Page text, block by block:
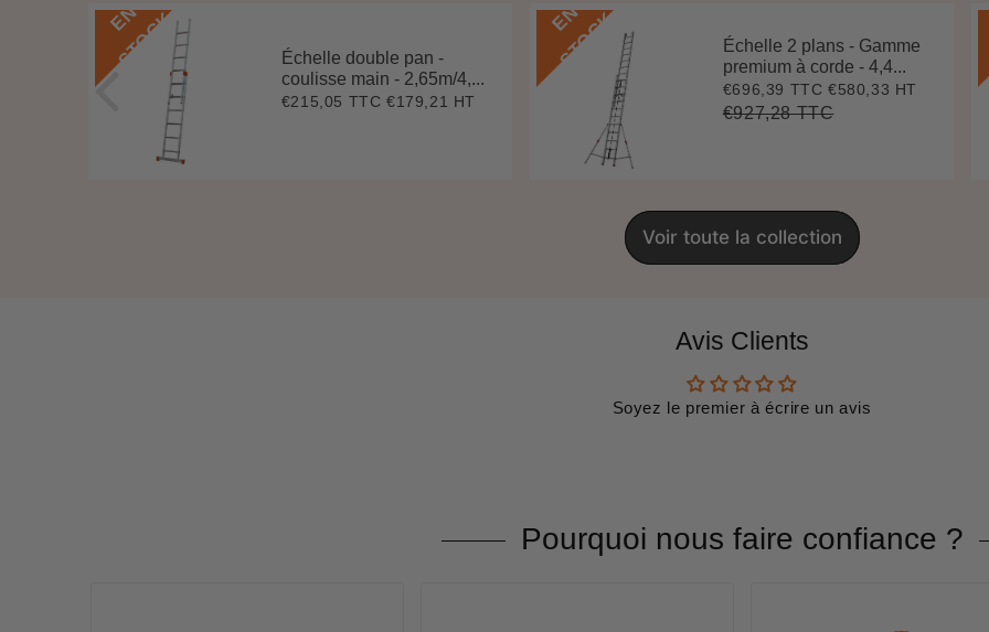
E
N
S
T
O
C
K
Échelle double pan -
coulisse main - 2,65m/4,...
Prix
€215,05 TTC €215,05
€179,21 HT
E
N
S
T
O
C
K
Échelle 2 plans - Gamme
premium à corde - 4,4...
Prix
réduit
€696,39 TTC €696,39
€580,33 HT
Prix
€927,28 TTC€927,28
Voir toute la collection
Avis Clients
Soyez le premier à écrire un avis
Pourquoi nous faire confiance ?